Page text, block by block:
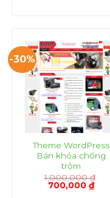
-30%
Theme WordPress
Bán khóa chống
trộm
1,000,000₫
Giá
700,000 ₫Giá
hiện